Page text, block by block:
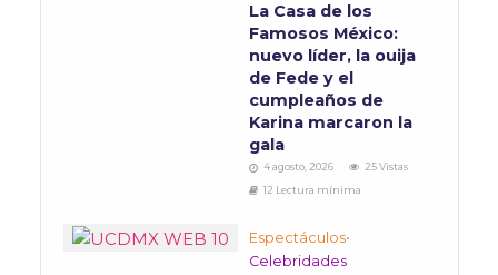
La Casa de los
Famosos México:
nuevo líder, la ouija
de Fede y el
cumpleaños de
Karina marcaron la
gala
4 agosto, 2026
25 Vistas
12 Lectura mínima
Espectáculos•
Celebridades